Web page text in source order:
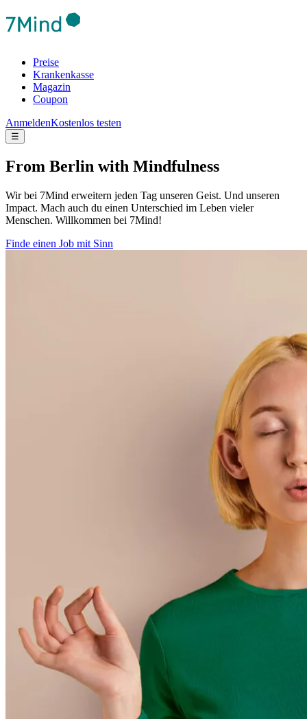
Preise
Krankenkasse
Magazin
Coupon
AnmeldenKostenlos testen
☰
From Berlin with Mindfulness
Wir bei 7Mind erweitern jeden Tag unseren Geist. Und unseren
Impact. Mach auch du einen Unterschied im Leben vieler
Menschen. Willkommen bei 7Mind!
Finde einen Job mit Sinn